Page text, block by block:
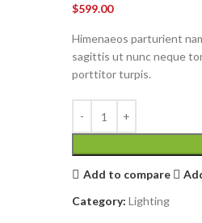
$599.00
Himenaeos parturient
sagittis ut nunc neque
porttitor turpis.
Add to compare
Category: Lighting